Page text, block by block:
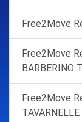
Free2Move
Free2Move
BARBERINO
Free2Move
TAVARNELLE